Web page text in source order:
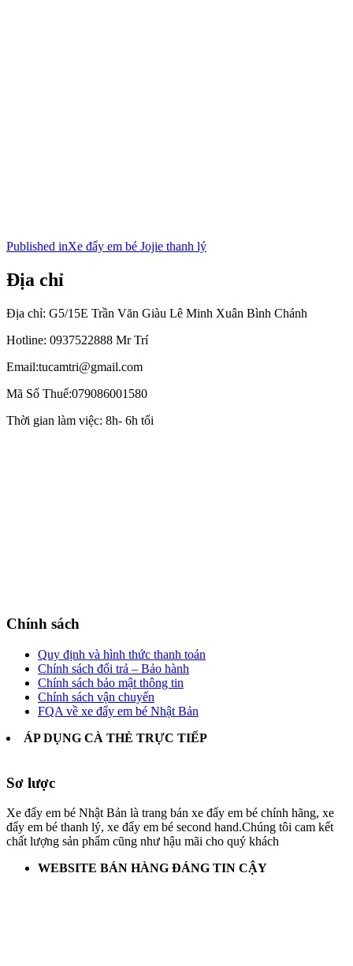
Điều
hướng
bài
viết
Published inXe đẩy em bé Jojie thanh lý
Địa chỉ
Địa chỉ: G5/15E Trần Văn Giàu Lê Minh Xuân Bình Chánh
Hotline: 0937522888 Mr Trí
Email:tucamtri@gmail.com
Mã Số Thuế:079086001580
Thời gian làm việc: 8h- 6h tối
Chính sách
Quy định và hình thức thanh toán
Chính sách đổi trả – Bảo hành
Chính sách bảo mật thông tin
Chính sách vận chuyển
FQA về xe đẩy em bé Nhật Bản
ÁP DỤNG CÀ THẺ TRỰC TIẾP
Sơ lược
Xe đẩy em bé Nhật Bản là trang bán xe đẩy em bé chính hãng, xe
đẩy em bé thanh lý, xe đẩy em bé second hand.Chúng tôi cam kết
chất lượng sản phẩm cũng như hậu mãi cho quý khách
WEBSITE BÁN HÀNG ĐÁNG TIN CẬY